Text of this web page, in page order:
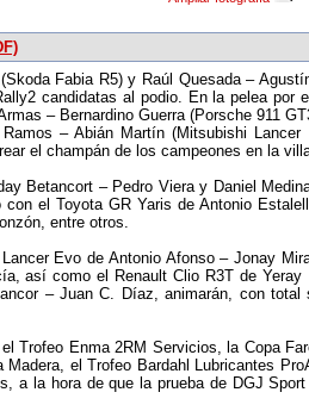
Fabia R5) y Raúl Quesada –
candidatas al podio. En la pelea por
– Bernardino Guerra (Porsche 911
– Abián Martín (Mitsubishi
el champán de los campeones en la
Betancort – Pedro Viera y Daniel
con el Toyota GR Yaris de Antonio
entre otros.
Evo de Antonio Afonso – Jonay
así como el Renault Clio R3T de Yeray
– Juan C. Díaz, animarán, con
Trofeo Enma 2RM Servicios, la Copa
el Trofeo Bardahl Lubricantes
a la hora de que la prueba de DGJ